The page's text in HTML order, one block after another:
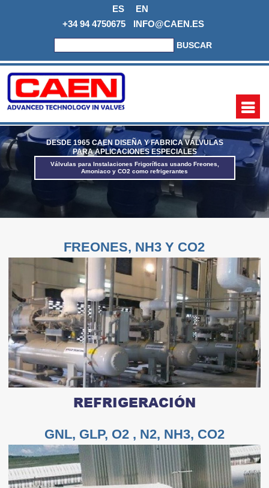
ES
EN
+34 94 4750675
INFO@CAEN.ES
BUSCAR
DESDE 1965 CAEN DISEÑA Y FABRICA VÁLVULAS
PARA APLICACIONES ESPECIALES
Válvulas para Instalaciones Frigoríficas usando Freones,
Amoniaco y CO2 como refrigerantes
FREONES, NH3 Y CO2
REFRIGERACIÓN
GNL, GLP, O2 , N2, NH3, CO2